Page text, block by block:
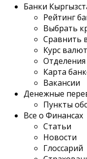
Банки
Рейтинг
Выбрать
Сравнить
Курс валют
Отделения
Карта
Вакансии
Денежные
Пункты
Все о Финансах
Статьи
Новости
Глоссарий